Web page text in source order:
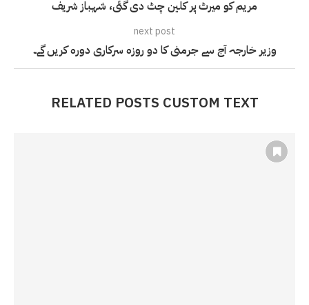
مریم کو میرٹ پر کلین چٹ دی گئی، شہباز شریف
next post
وزیر خارجہ آج سے جرمنی کا دو روزہ سرکاری دورہ کریں گے۔
RELATED POSTS CUSTOM TEXT